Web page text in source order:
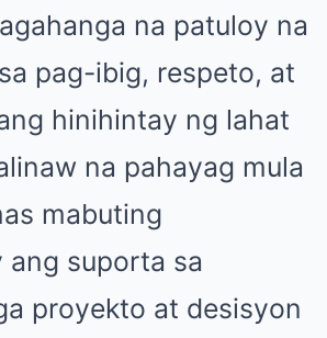
na patuloy na
pag-ibig, respeto, at
hinihintay ng lahat
na pahayag mula
mabuting
ang suporta sa
proyekto at desisyon